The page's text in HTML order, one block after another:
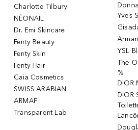
Charlotte Tilbury
NÉONAIL
Dr. Emi Skincare
Fenty Beauty
Fenty Skin
Fenty Hair
Caia Cosmetics
SWISS ARABIAN
ARMAF
Transparent Lab
Donna
Yves
YSL
The
%
DIOR
DIOR